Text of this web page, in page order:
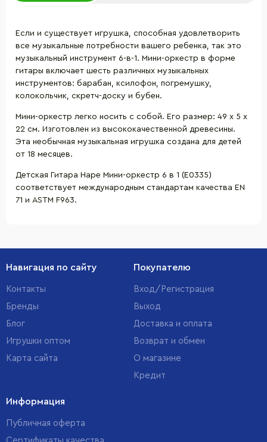
Если и существует игрушка, способная удовлетворить
все музыкальные потребности вашего ребенка, так это
музыкальный инструмент 6-в-1. Мини-оркестр в форме
гитары включает шесть различных музыкальных
инструментов: барабан, ксилофон, погремушку,
колокольчик, скретч-доску и бубен.
Мини-оркестр легко носить с собой. Его размер: 49 х 5 х
22 см. Изготовлен из высококачественной древесины.
Эта необычная музыкальная игрушка создана для детей
от 18 месяцев.
Детская Гитара Hape Мини-оркестр 6 в 1 (E0335)
соответствует международным стандартам качества EN
71 и ASTM F963.
Навигация по сайту
Контакты
Бренды
Блог
Игрушки оптом
Карта сайта
Покупателю
Вход/Регистрация
Выход
Доставка и оплата
Возврат и обмен
О магазине
Кредит
Информация
Публичная оферта